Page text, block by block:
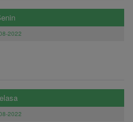
2022
2022